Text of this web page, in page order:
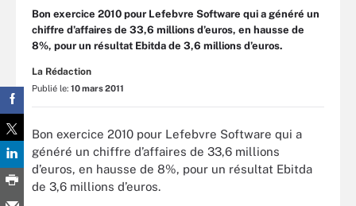
Bon exercice 2010 pour Lefebvre Software qui a généré un
chiffre d’affaires de 33,6 millions d’euros, en hausse de
8%, pour un résultat Ebitda de 3,6 millions d’euros.
La Rédaction
Publié le: 10 mars 2011
Bon exercice 2010 pour Lefebvre Software qui a
généré un chiffre d’affaires de 33,6 millions
d’euros, en hausse de 8%, pour un résultat Ebitda
de 3,6 millions d’euros.